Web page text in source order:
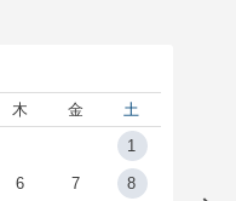
木 金
土
1
6 7 8